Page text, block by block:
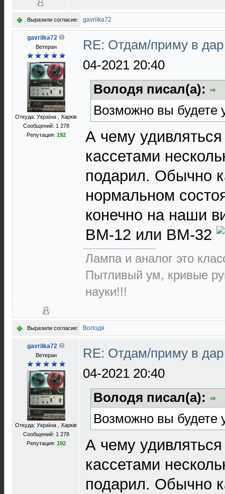
Выразили согласие: gavrilka72
gavrilka72
Ветеран
Откуда: Україна , Харків
Сообщений: 1 278
Репутация: 192
RE: Отдам/приму в
04-2021 20:40
Володя писал(а):
Возможно вы будете
А чему
кассетами
подарил. Обычно
нормальном
конечно на наши
ВМ-12 или ВМ-32
Лампа и аналог это
Пытливый ум, кривые
науки!!!
Выразили согласие: Володя
gavrilka72
Ветеран
Откуда: Україна , Харків
Сообщений: 1 278
Репутация: 192
RE: Отдам/приму в
04-2021 20:40
Володя писал(а):
Возможно вы будете
А чему
кассетами
подарил. Обычно